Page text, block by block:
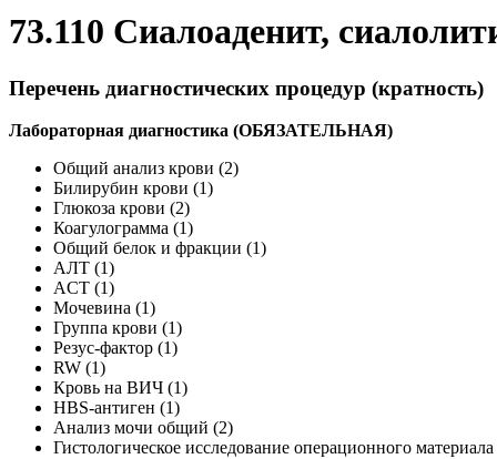
73.110 Сиалоаденит,
Перечень диагностических процедур (кратность)
Лабораторная диагностика (ОБЯЗАТЕЛЬНАЯ)
Общий анализ крови (2)
Билирубин крови (1)
Глюкоза крови (2)
Коагулограмма (1)
Общий белок и фракции (1)
АЛТ (1)
ACT (1)
Мочевина (1)
Группа крови (1)
Резус-фактор (1)
RW (1)
Кровь на ВИЧ (1)
HBS-антиген (1)
Анализ мочи общий (2)
Гистологическое исследование операционного